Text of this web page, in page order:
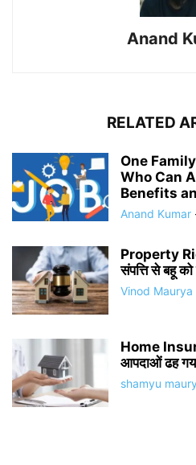
Anand
RELATED
One
Who Can
Benefits
Anand Kumar
Property
संपत्ति से बहू को
Vinod Maurya
Home
आपदाओं ढह
shamyu